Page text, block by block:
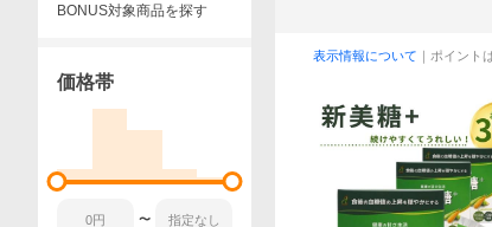
表示情報について ｜ポイント
BONUS対象商品を探す
価格帯
〜